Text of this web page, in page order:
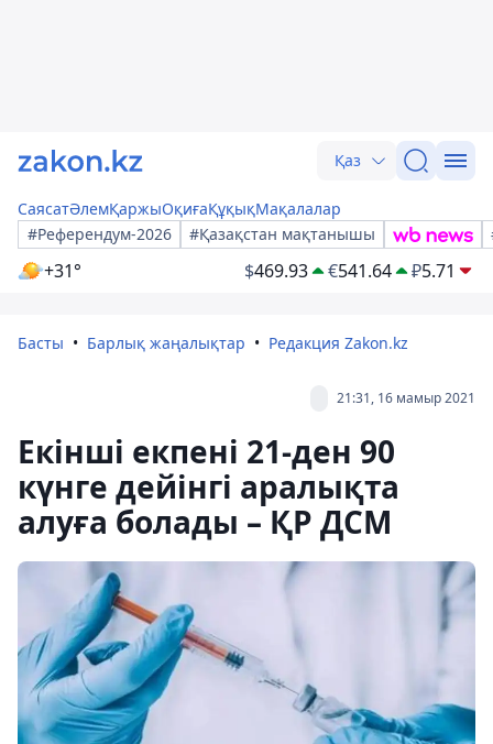
Қаз
СаясатӘлемҚаржыОқиғаҚұқықМақалалар
#Референдум-2026
#Қазақстан мақтанышы
+31° $469.93 €541.64 ₽5.71
Басты Барлық жаңалықтар Редакция Zakon.kz
21:31, 16 мамыр 2021
Екінші екпені 21-ден 90
күнге дейінгі аралықта
алуға болады – ҚР ДСМ